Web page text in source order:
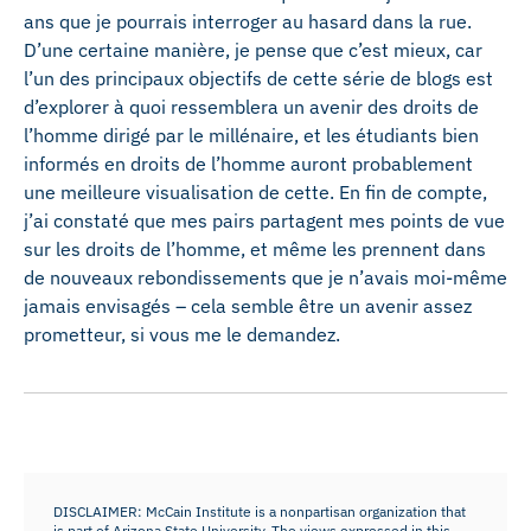
ans que je pourrais interroger au hasard dans la rue.
D’une certaine manière, je pense que c’est mieux, car
l’un des principaux objectifs de cette série de blogs est
d’explorer à quoi ressemblera un avenir des droits de
l’homme dirigé par le millénaire, et les étudiants bien
informés en droits de l’homme auront probablement
une meilleure visualisation de cette. En fin de compte,
j’ai constaté que mes pairs partagent mes points de vue
sur les droits de l’homme, et même les prennent dans
de nouveaux rebondissements que je n’avais moi-même
jamais envisagés – cela semble être un avenir assez
prometteur, si vous me le demandez.
DISCLAIMER: McCain Institute is a nonpartisan organization that